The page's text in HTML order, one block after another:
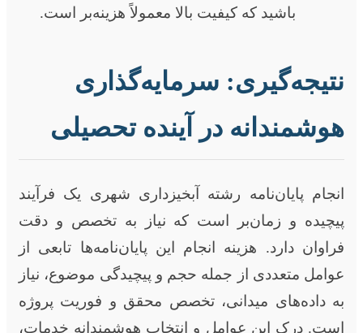
باشید که کیفیت بالا معمولاً هزینه‌بر است.
نتیجه‌گیری: سرمایه‌گذاری
هوشمندانه در آینده تحصیلی
انجام پایان‌نامه رشته آبخیزداری شهری یک فرآیند
پیچیده و زمان‌بر است که نیاز به تخصص و دقت
فراوان دارد. هزینه انجام این پایان‌نامه‌ها تابعی از
عوامل متعددی از جمله حجم و پیچیدگی موضوع، نیاز
به داده‌های میدانی، تخصص محقق و فوریت پروژه
است. درک این عوامل و انتخاب هوشمندانه خدمات،